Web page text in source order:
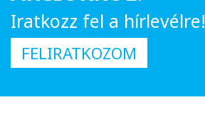
Iratkozz fel a hírlevélre!
FELIRATKOZOM